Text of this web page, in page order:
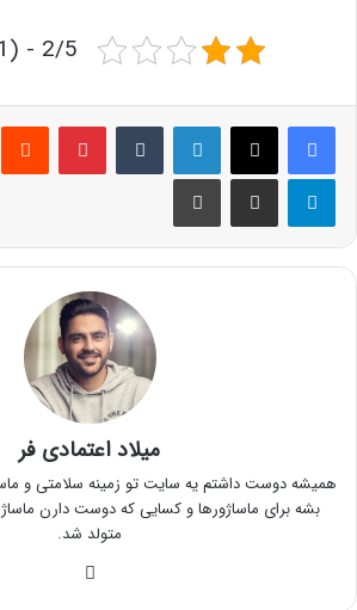
2/5 - (1 امتیاز)
لینکدین ‫تامبلر پینترست
تلگرام اشتراک گذاری از طریق ایمیل چاپ
میلاد اعتمادی فر
همیشه دوست داشتم یه سایت تو زمینه سلامتی و
بشه برای ماساژورها و کسایی که دوست دارن ماساژ
متولد شد.